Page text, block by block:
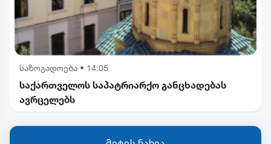
საზოგადოება • 14:05
საქართველოს საპატრიარქო განცხადებას
ავრცელებს